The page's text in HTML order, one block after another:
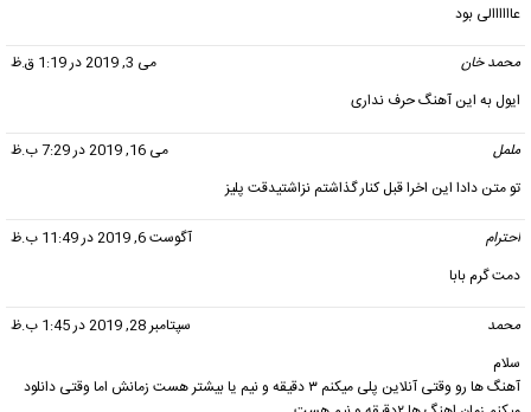
عاااااالی بود
محمد خان
می 3, 2019 در 1:19 ق.ظ
ایول به این آهنگ حرف نداری
ململ
می 16, 2019 در 7:29 ب.ظ
تو متن دادا این اخرا قبل کنار گذاشتم نزاشتیدقت پلیز
احترام
آگوست 6, 2019 در 11:49 ب.ظ
دمت گرم بابا
محمد
سپتامبر 28, 2019 در 1:45 ب.ظ
سلام
آهنگ ها رو وقتی آنلاین پلی میکنم ۳ دقیقه و نیم یا بیشتر هست زمانش اما وقتی دانلود